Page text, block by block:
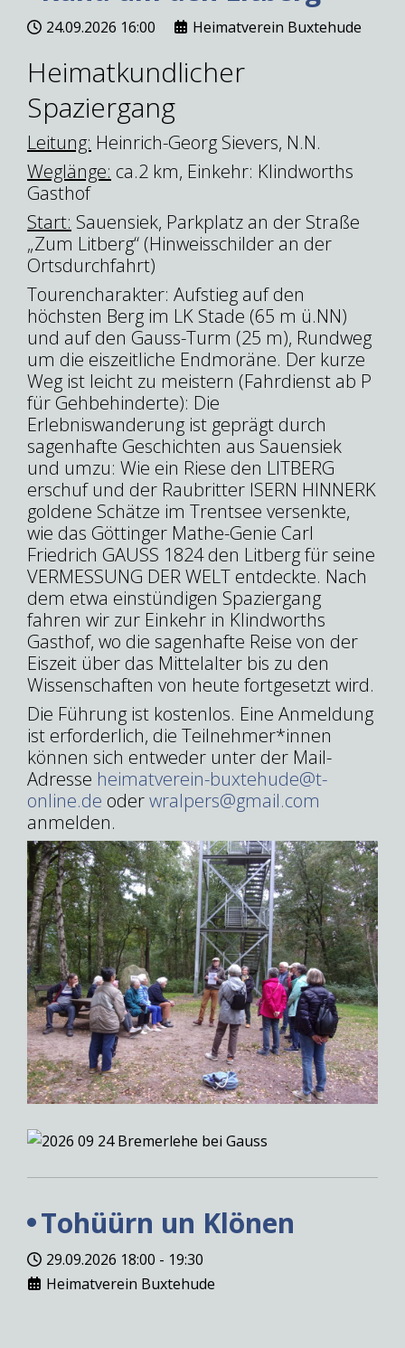
24.09.2026 16:00 Heimatverein Buxtehude
Heimatkundlicher
Spaziergang
Leitung: Heinrich-Georg Sievers, N.N.
Weglänge: ca.2 km, Einkehr: Klindworths
Gasthof
Start: Sauensiek, Parkplatz an der Straße
„Zum Litberg“ (Hinweisschilder an der
Ortsdurchfahrt)
Tourencharakter: Aufstieg auf den
höchsten Berg im LK Stade (65 m ü.NN)
und auf den Gauss-Turm (25 m), Rundweg
um die eiszeitliche Endmoräne. Der kurze
Weg ist leicht zu meistern (Fahrdienst ab P
für Gehbehinderte): Die
Erlebniswanderung ist geprägt durch
sagenhafte Geschichten aus Sauensiek
und umzu: Wie ein Riese den LITBERG
erschuf und der Raubritter ISERN HINNERK
goldene Schätze im Trentsee versenkte,
wie das Göttinger Mathe-Genie Carl
Friedrich GAUSS 1824 den Litberg für seine
VERMESSUNG DER WELT entdeckte. Nach
dem etwa einstündigen Spaziergang
fahren wir zur Einkehr in Klindworths
Gasthof, wo die sagenhafte Reise von der
Eiszeit über das Mittelalter bis zu den
Wissenschaften von heute fortgesetzt wird.
Die Führung ist kostenlos. Eine Anmeldung
ist erforderlich, die Teilnehmer*innen
können sich entweder unter der Mail-
Adresse heimatverein-buxtehude@t-
online.de oderwralpers@gmail.com
anmelden.
Tohüürn un Klönen
29.09.2026 18:00 - 19:30
Heimatverein Buxtehude